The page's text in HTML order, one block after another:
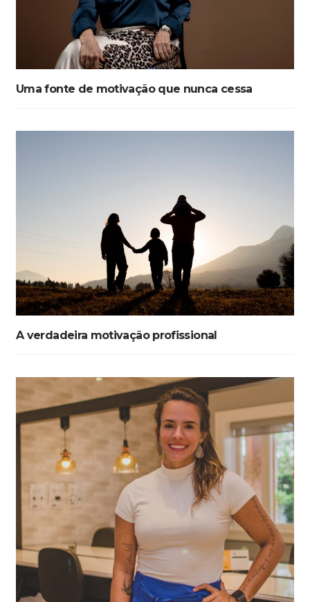
Uma fonte de motivação que nunca cessa
A verdadeira motivação profissional